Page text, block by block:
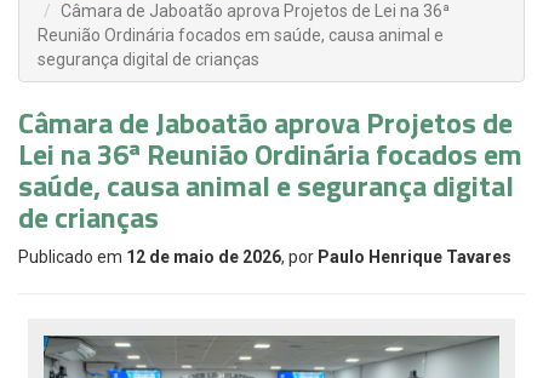
Câmara de Jaboatão aprova Projetos de Lei na 36ª
Reunião Ordinária focados em saúde, causa animal e
segurança digital de crianças
Câmara de Jaboatão aprova Projetos de
Lei na 36ª Reunião Ordinária focados em
saúde, causa animal e segurança digital
de crianças
Publicado em 12 de maio de 2026, por Paulo Henrique Tavares